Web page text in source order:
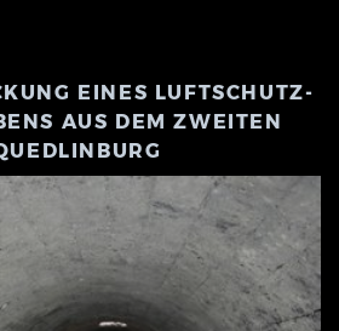
EINES LUFTSCHUTZ-
AUS DEM ZWEITEN